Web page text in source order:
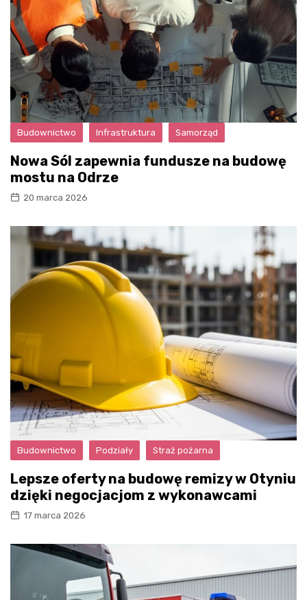
Budownictwo Infrastruktura Samorząd
Nowa Sól zapewnia fundusze na budowę
mostu na Odrze
20 marca 2026
Budownictwo Podziały Straż pożarna
Lepsze oferty na budowę remizy w Otyniu
dzięki negocjacjom z wykonawcami
17 marca 2026